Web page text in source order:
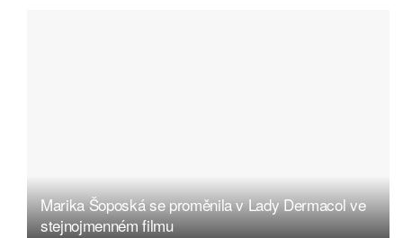
Marika Šoposká se proměnila v Lady Dermacol ve
stejnojmenném filmu